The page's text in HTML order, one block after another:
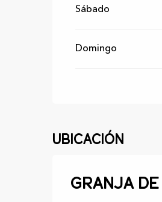
Sábado
Domingo
Ubicación
Granja